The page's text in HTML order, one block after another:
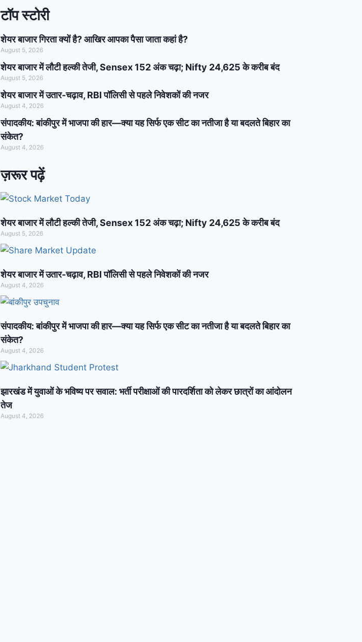
टॉप स्टोरी
शेयर बाजार गिरता क्यों है? आखिर आपका पैसा जाता कहां है?
August 5, 2026
शेयर बाजार में लौटी हल्की तेजी, Sensex 152 अंक चढ़ा; Nifty 24,625 के करीब बंद
August 5, 2026
शेयर बाजार में उतार-चढ़ाव, RBI पॉलिसी से पहले निवेशकों की नजर
August 4, 2026
संपादकीय: बांकीपुर में भाजपा की हार—क्या यह सिर्फ एक सीट का नतीजा है या बदलते बिहार का
संकेत?
August 4, 2026
ज़रूर पढ़ें
शेयर बाजार में लौटी हल्की तेजी, Sensex 152 अंक चढ़ा; Nifty 24,625 के करीब बंद
August 5, 2026
शेयर बाजार में उतार-चढ़ाव, RBI पॉलिसी से पहले निवेशकों की नजर
August 4, 2026
संपादकीय: बांकीपुर में भाजपा की हार—क्या यह सिर्फ एक सीट का नतीजा है या बदलते बिहार का
संकेत?
August 4, 2026
झारखंड में युवाओं के भविष्य पर सवाल: भर्ती परीक्षाओं की पारदर्शिता को लेकर छात्रों का आंदोलन
तेज
August 4, 2026